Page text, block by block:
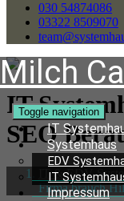
030 54874086
03322 8509070
Milch
Toggle navigation
IT
Systemhaus
EDV
IT
Impressum
IT
SEO
IT & EDV
Firma brauch